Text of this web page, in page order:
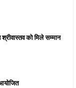
श्रीवास्तव को मिले सम्मान